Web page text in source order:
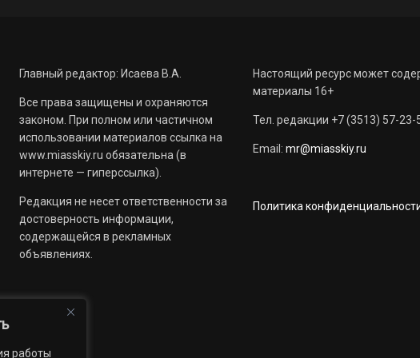
работы
Главный редактор: Исаева В.А.
Все права защищены и охраняются
законом. При полном или частичном
использовании материалов ссылка на
www.miasskiy.ru обязательна (в
интернете — гиперссылка).
Редакция не несет ответственности за
достоверность информации,
содержащейся в рекламных
объявлениях.
Настоящий ресурс может
материалы 16+
Тел. редакции +7 (3513) 57-23-
Email: mr@miasskiy.ru
Политика